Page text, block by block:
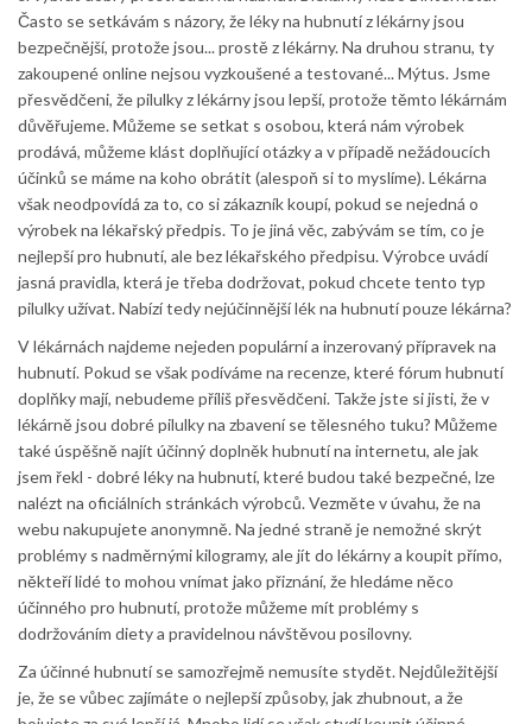
Často se setkávám s názory, že léky na hubnutí z lékárny jsou
bezpečnější, protože jsou... prostě z lékárny. Na druhou stranu, ty
zakoupené online nejsou vyzkoušené a testované... Mýtus. Jsme
přesvědčeni, že pilulky z lékárny jsou lepší, protože těmto lékárnám
důvěřujeme. Můžeme se setkat s osobou, která nám výrobek
prodává, můžeme klást doplňující otázky a v případě nežádoucích
účinků se máme na koho obrátit (alespoň si to myslíme). Lékárna
však neodpovídá za to, co si zákazník koupí, pokud se nejedná o
výrobek na lékařský předpis. To je jiná věc, zabývám se tím, co je
nejlepší pro hubnutí, ale bez lékařského předpisu. Výrobce uvádí
jasná pravidla, která je třeba dodržovat, pokud chcete tento typ
pilulky užívat. Nabízí tedy nejúčinnější lék na hubnutí pouze lékárna?
V lékárnách najdeme nejeden populární a inzerovaný přípravek na
hubnutí. Pokud se však podíváme na recenze, které fórum hubnutí
doplňky mají, nebudeme příliš přesvědčeni. Takže jste si jisti, že v
lékárně jsou dobré pilulky na zbavení se tělesného tuku? Můžeme
také úspěšně najít účinný doplněk hubnutí na internetu, ale jak
jsem řekl - dobré léky na hubnutí, které budou také bezpečné, lze
nalézt na oficiálních stránkách výrobců. Vezměte v úvahu, že na
webu nakupujete anonymně. Na jedné straně je nemožné skrýt
problémy s nadměrnými kilogramy, ale jít do lékárny a koupit přímo,
někteří lidé to mohou vnímat jako přiznání, že hledáme něco
účinného pro hubnutí, protože můžeme mít problémy s
dodržováním diety a pravidelnou návštěvou posilovny.
Za účinné hubnutí se samozřejmě nemusíte stydět. Nejdůležitější
je, že se vůbec zajímáte o nejlepší způsoby, jak zhubnout, a že